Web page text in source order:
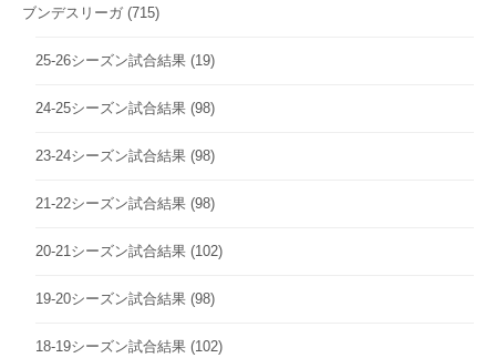
ブンデスリーガ (715)
25-26シーズン試合結果 (19)
24-25シーズン試合結果 (98)
23-24シーズン試合結果 (98)
21-22シーズン試合結果 (98)
20-21シーズン試合結果 (102)
19-20シーズン試合結果 (98)
18-19シーズン試合結果 (102)